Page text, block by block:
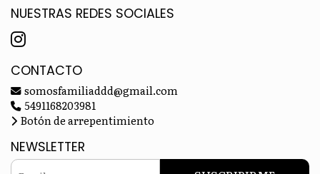
NUESTRAS REDES SOCIALES
CONTACTO
somosfamiliaddd@gmail.com
5491168203981
Botón de arrepentimiento
NEWSLETTER